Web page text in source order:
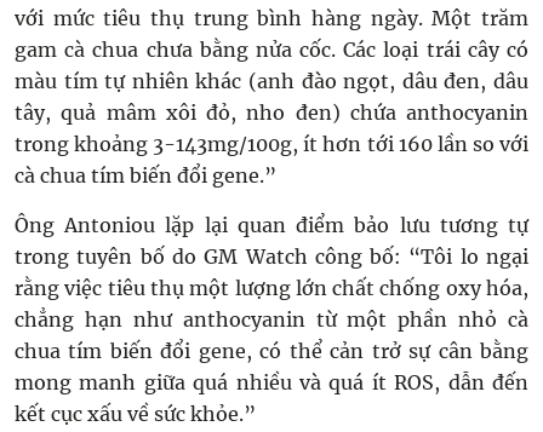
với mức tiêu thụ trung bình hàng ngày. Một trăm
gam cà chua chưa bằng nửa cốc. Các loại trái cây có
màu tím tự nhiên khác (anh đào ngọt, dâu đen, dâu
tây, quả mâm xôi đỏ, nho đen) chứa anthocyanin
trong khoảng 3-143mg/100g, ít hơn tới 160 lần so với
cà chua tím biến đổi gene.”
Ông Antoniou lặp lại quan điểm bảo lưu tương tự
trong tuyên bố do GM Watch công bố: “Tôi lo ngại
rằng việc tiêu thụ một lượng lớn chất chống oxy hóa,
chẳng hạn như anthocyanin từ một phần nhỏ cà
chua tím biến đổi gene, có thể cản trở sự cân bằng
mong manh giữa quá nhiều và quá ít ROS, dẫn đến
kết cục xấu về sức khỏe.”